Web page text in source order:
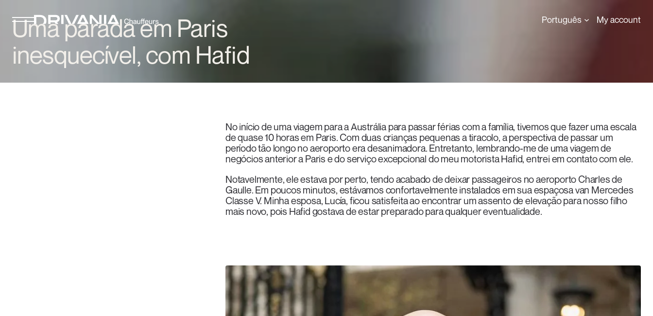
Português My account
Uma parada em Paris
inesquecível, com Hafid
No início de uma viagem para a Austrália para passar férias com a família, tivemos que fazer uma escala
de quase 10 horas em Paris. Com duas crianças pequenas a tiracolo, a perspectiva de passar um
período tão longo no aeroporto era desanimadora. Entretanto, lembrando-me de uma viagem de
negócios anterior a Paris e do serviço excepcional do meu motorista Hafid, entrei em contato com ele.
Notavelmente, ele estava por perto, tendo acabado de deixar passageiros no aeroporto Charles de
Gaulle. Em poucos minutos, estávamos confortavelmente instalados em sua espaçosa van Mercedes
Classe V. Minha esposa, Lucía, ficou satisfeita ao encontrar um assento de elevação para nosso filho
mais novo, pois Hafid gostava de estar preparado para qualquer eventualidade.